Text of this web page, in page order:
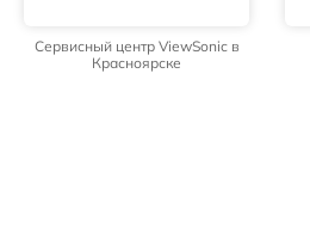
Сервисный центр ViewSonic в
Красноярске